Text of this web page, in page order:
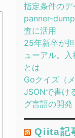
指定条件の
panner-
査に活用
25年新卒が
ューアル。
とは
Goクイズ（
JSONで書け
グ言語の開発
Qiita記